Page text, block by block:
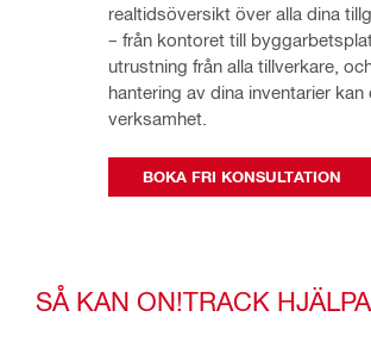
realtidsöversikt över alla dina
– från kontoret till
utrustning från alla tillverkare,
hantering av dina inventarier
verksamhet.
BOKA FRI KONSULTATION
SÅ KAN ON!TRACK